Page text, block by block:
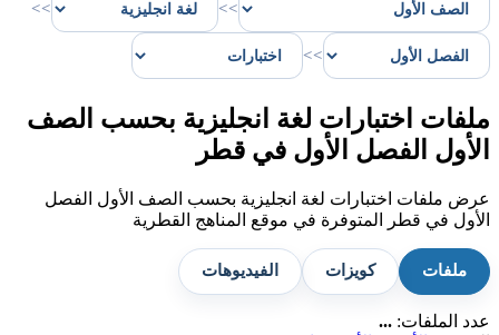
>>
>>
>>
ملفات اختبارات لغة انجليزية بحسب الصف
الأول الفصل الأول في قطر
عرض ملفات اختبارات لغة انجليزية بحسب الصف الأول الفصل
الأول في قطر المتوفرة في موقع المناهج القطرية
ملفات كويزات الفيديوهات
عدد الملفات: ...